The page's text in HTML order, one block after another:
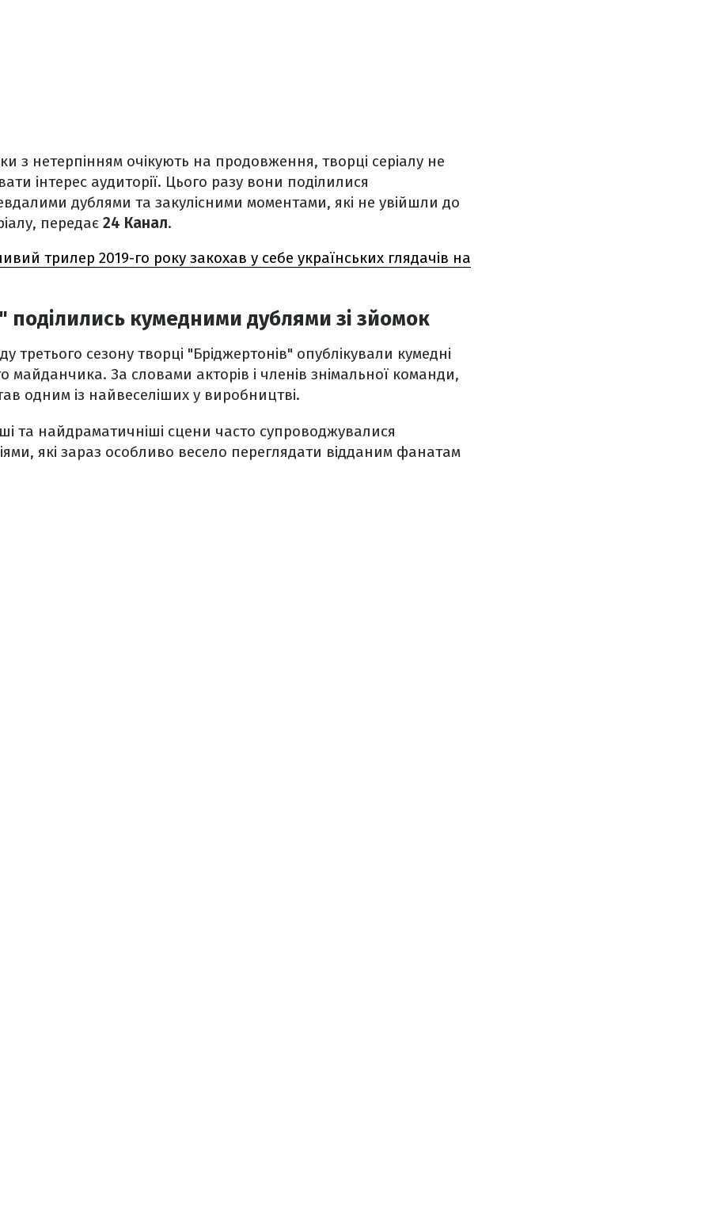
з нетерпінням очікують на продовження, творці серіалу не
інтерес аудиторії. Цього разу вони поділилися
дублями та закулісними моментами, які не увійшли до
передає 24 Канал.
трилер 2019-го року закохав у себе українських глядачів на
поділились кумедними дублями зі зйомок
третього сезону творці "Бріджертонів" опублікували кумедні
майданчика. За словами акторів і членів знімальної команди,
одним із найвеселіших у виробництві.
та найдраматичніші сцени часто супроводжувалися
які зараз особливо весело переглядати відданим фанатам